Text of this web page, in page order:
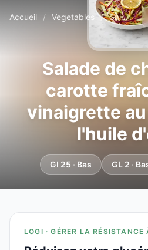
Accueil / Vegetables / Salade de chou et de carotte fraîche avec vinaigrette au citron et à l'huile d'olive
Salade de
carotte
vinaigrette
l'huile
GI 25 · Bas GL 2 ·
LOGI · GÉRER LA